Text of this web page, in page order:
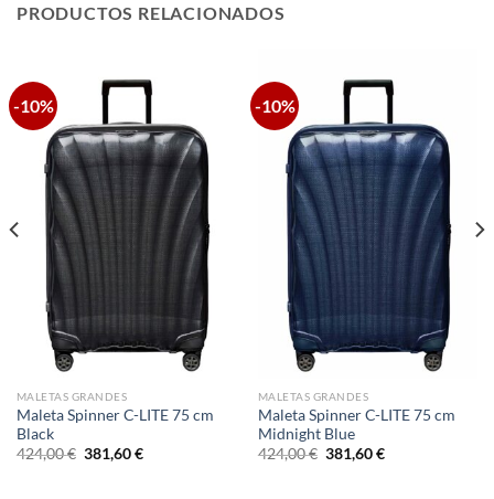
PRODUCTOS RELACIONADOS
-10%
MALETAS GRANDES
Maleta Spinner C-LITE 75 cm
Black
424,00€ El
precio
381,60€El
-10%
MALETAS GRANDES
Maleta Spinner C-LITE 75 cm
Midnight Blue
424,00€ El
precio
381,60€El